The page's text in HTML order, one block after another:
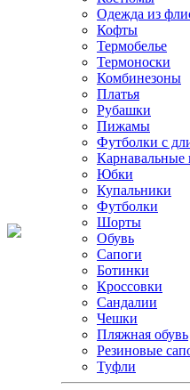
Одежда из
Кофты
Термобелье
Термоноски
Комбинезоны
Платья
Рубашки
Пижамы
Футболки с
Юбки
Купальники
Футболки
Шорты
Обувь
Сапоги
Ботинки
Кроссовки
Сандалии
Чешки
Пляжная обувь
Резиновые
Туфли